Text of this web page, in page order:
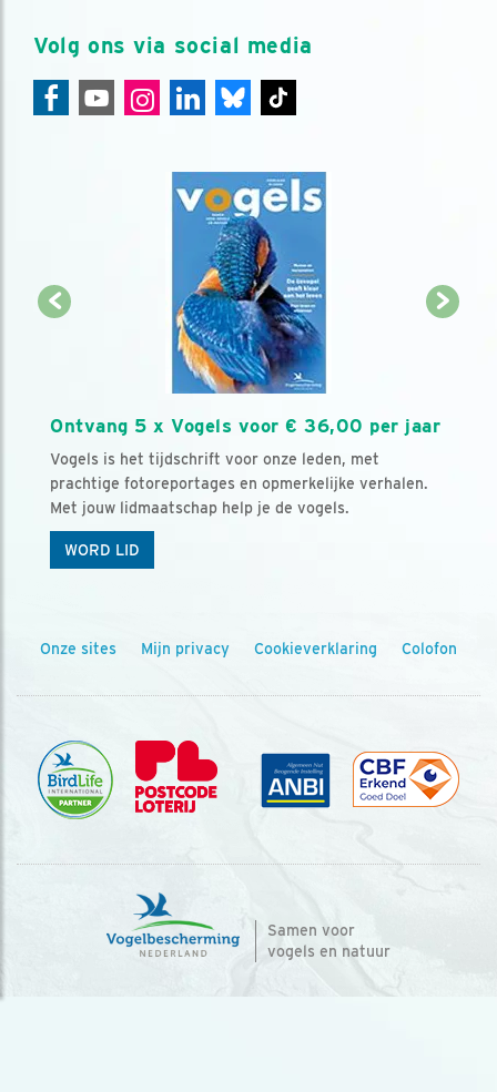
Volg ons via social media
Ontvang 5 x Vogels voor € 36,00 per jaar
Vogels is het tijdschrift voor onze leden, met
prachtige fotoreportages en opmerkelijke verhalen.
Met jouw lidmaatschap help je de vogels.
WORD LID
Onze sites Mijn privacy Cookieverklaring Colofon
Samen voor
vogels en natuur